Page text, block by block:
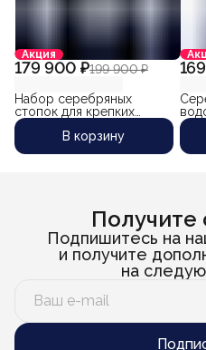
Акция
179 900 ₽199 900 ₽
Набор серебряных
стопок для крепких
напитков "Крым" (6 шт)
(объем 1 стопки 70 мл)
В корзину
Получите
Подпишитесь на
и получите
на